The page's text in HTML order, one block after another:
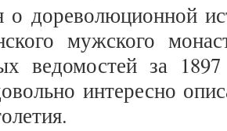
о дореволюционной
мужского
ведомостей за
интересно